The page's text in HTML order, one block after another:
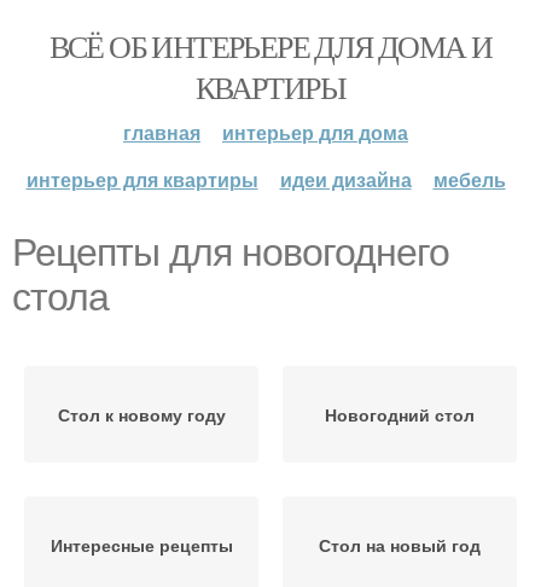
ВСЁ ОБ ИНТЕРЬЕРЕ ДЛЯ ДОМА И
КВАРТИРЫ
главная
интерьер для дома
интерьер для квартиры
идеи дизайна мебель
Рецепты для новогоднего
стола
Стол к новому году Новогодний стол
Интересные рецепты Стол на новый год